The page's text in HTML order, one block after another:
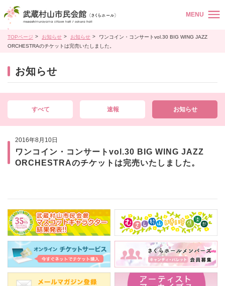
MENU
TOPページ お知らせ お知らせ
ワンコイン・コンサートvol.30 BIG WING JAZZ
ORCHESTRAのチケットは完売いたしました。
お知らせ
すべて 速報 お知らせ
2016年8月10日
ワンコイン・コンサートvol.30 BIG WING JAZZ
ORCHESTRAのチケットは完売いたしました。